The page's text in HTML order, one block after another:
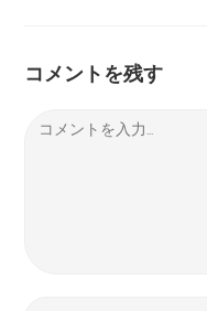
コメントを残す